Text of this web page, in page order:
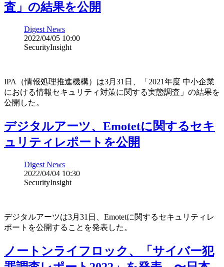
査」の結果を公開
Digest News
2022/04/05 10:00
SecurityInsight
IPA（情報処理推進機構）は3月31日、「2021年度 中小企業
における情報セキュリティ対策に関する実態調査」の結果を
公開した。
デジタルアーツ、Emotetに関するセキ
ュリティレポートを公開
Digest News
2022/04/04 10:30
SecurityInsight
デジタルアーツは3月31日、Emotetに関するセキュリティレ
ポートを公開することを発表した。
ノートンライフロック、「サイバー犯